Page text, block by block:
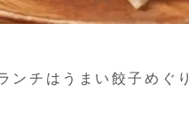
ンチはうまい餃子めぐ